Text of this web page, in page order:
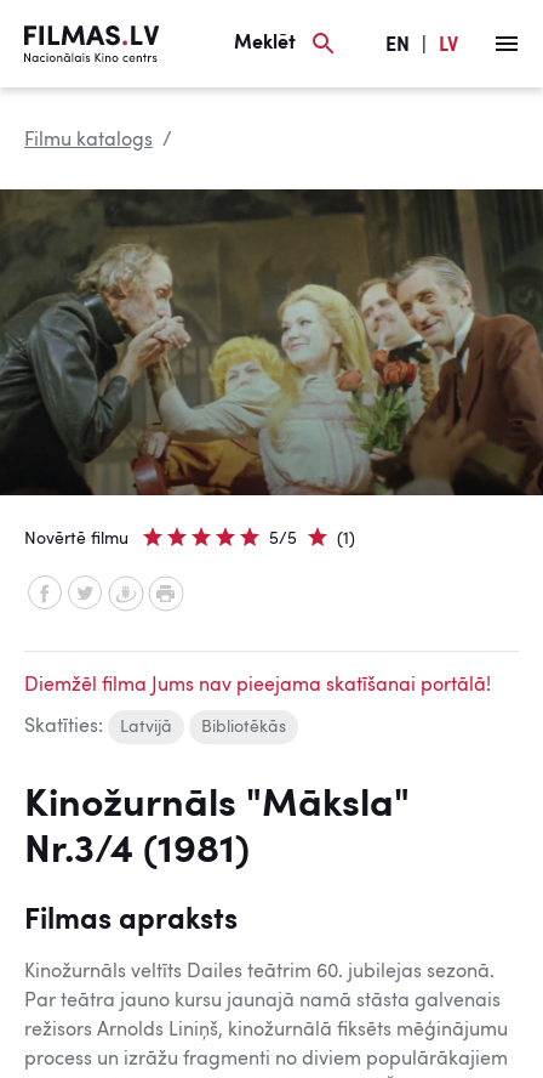
Meklēt EN LV
Filmu katalogs
Novērtē filmu 5/5 (1)
Diemžēl filma Jums nav pieejama skatīšanai portālā!
Skatīties: Latvijā Bibliotēkās
Kinožurnāls "Māksla"
Nr.3/4 (1981)
Filmas apraksts
Kinožurnāls veltīts Dailes teātrim 60. jubilejas sezonā.
Par teātra jauno kursu jaunajā namā stāsta galvenais
režisors Arnolds Liniņš, kinožurnālā fiksēts mēģinājumu
process un izrāžu fragmenti no diviem populārākajiem